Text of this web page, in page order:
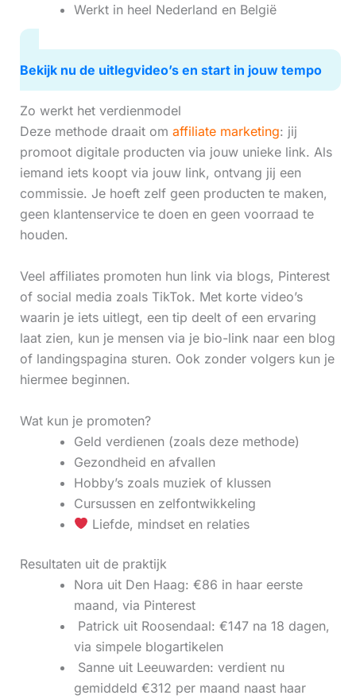
Werkt in heel Nederland en België
Bekijk nu de uitlegvideo’s en start in jouw tempo
Zo werkt het verdienmodel
Deze methode draait om affiliate marketing: jij
promoot digitale producten via jouw unieke link. Als
iemand iets koopt via jouw link, ontvang jij een
commissie. Je hoeft zelf geen producten te maken,
geen klantenservice te doen en geen voorraad te
houden.
Veel affiliates promoten hun link via blogs, Pinterest
of social media zoals TikTok. Met korte video’s
waarin je iets uitlegt, een tip deelt of een ervaring
laat zien, kun je mensen via je bio-link naar een blog
of landingspagina sturen. Ook zonder volgers kun je
hiermee beginnen.
Wat kun je promoten?
Geld verdienen (zoals deze methode)
Gezondheid en afvallen
Hobby’s zoals muziek of klussen
Cursussen en zelfontwikkeling
Liefde, mindset en relaties
Resultaten uit de praktijk
Nora uit Den Haag: €86 in haar eerste
maand, via Pinterest
‍ Patrick uit Roosendaal: €147 na 18 dagen,
via simpele blogartikelen
‍ Sanne uit Leeuwarden: verdient nu
gemiddeld €312 per maand naast haar